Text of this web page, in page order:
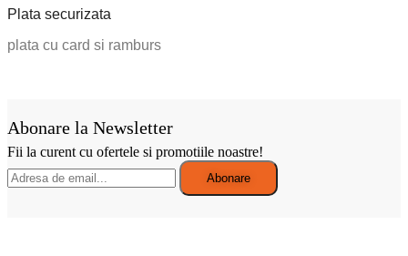
Plata securizata
plata cu card si ramburs
Abonare la Newsletter
Fii la curent cu ofertele si promotiile noastre!